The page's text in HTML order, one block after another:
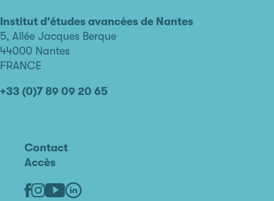
avancées
de
Nantes
Institut d'études avancées de Nantes
5, Allée Jacques Berque
44000 Nantes
FRANCE
+33 (0)7 89 09 20 65
Contact
Accès
Facebook
Instagram
YoutubeLinkedin